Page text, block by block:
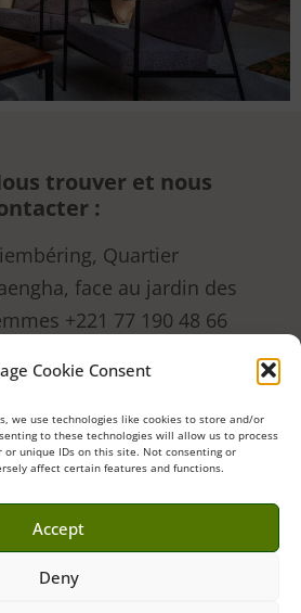
Cookie Consent
we use technologies like cookies to store and/or
to these technologies will allow us to process
or unique IDs on this site. Not consenting or
affect certain features and functions.
Accept
Deny
trouver et nous
:
Quartier
face au jardin des
+221 77 190 48 66
contact
• Facebook•
Hideaway © 2023 | Site réalisé par